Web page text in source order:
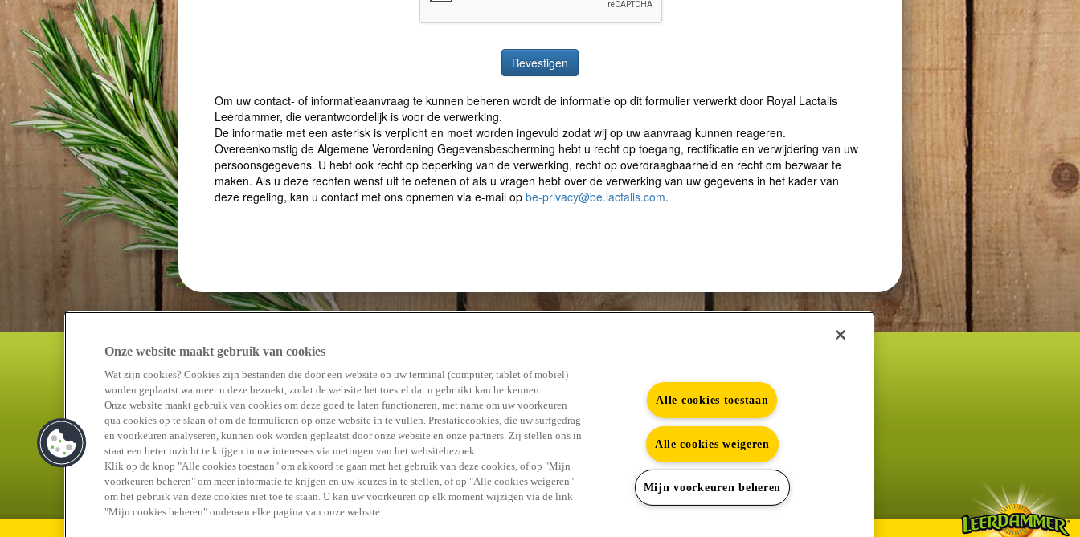
#GENIET ERVAN
Vind alle antwoorden in de FAQ
Onze website maakt gebruik van cookies
Wat zijn cookies? Cookies zijn bestanden die door een website op uw terminal (computer, tablet of mobiel)
worden geplaatst wanneer u deze bezoekt, zodat de website het toestel dat u gebruikt kan herkennen.
Onze website maakt gebruik van cookies om deze goed te laten functioneren, met name om uw voorkeuren
qua cookies op te slaan of om de formulieren op onze website in te vullen. Prestatiecookies, die uw surfgedrag
en voorkeuren analyseren, kunnen ook worden geplaatst door onze website en onze partners. Zij stellen ons in
staat een beter inzicht te krijgen in uw interesses via metingen van het websitebezoek.
Klik op de knop "Alle cookies toestaan" om akkoord te gaan met het gebruik van deze cookies, of op "Mijn
voorkeuren beheren" om meer informatie te krijgen en uw keuzes in te stellen, of op "Alle cookies weigeren"
om het gebruik van deze cookies niet toe te staan. U kan uw voorkeuren op elk moment wijzigen via de link
"Mijn cookies beheren" onderaan elke pagina van onze website.
Alle cookies toestaan
Alle cookies weigeren
Mijn voorkeuren beheren